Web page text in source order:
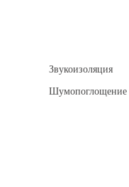
Звукоизоляция
Шумопоглощение